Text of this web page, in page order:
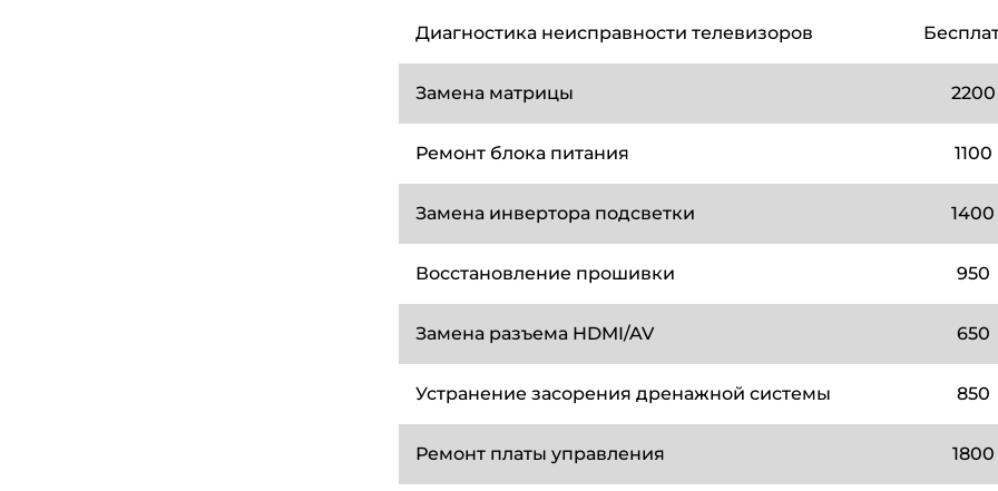
Диагностика неисправности телевизоров
Замена матрицы 2200
Ремонт блока питания 1100
Замена инвертора подсветки 1400
Восстановление прошивки 950
Замена разъема HDMI/AV 650
Устранение засорения дренажной системы 850
Ремонт платы управления 1800